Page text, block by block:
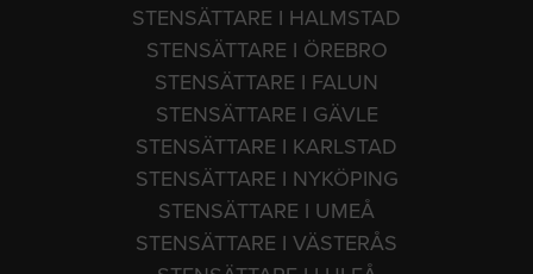
STENSÄTTARE I HALMSTAD
STENSÄTTARE I ÖREBRO
STENSÄTTARE I FALUN
STENSÄTTARE I GÄVLE
STENSÄTTARE I KARLSTAD
STENSÄTTARE I NYKÖPING
STENSÄTTARE I UMEÅ
STENSÄTTARE I VÄSTERÅS